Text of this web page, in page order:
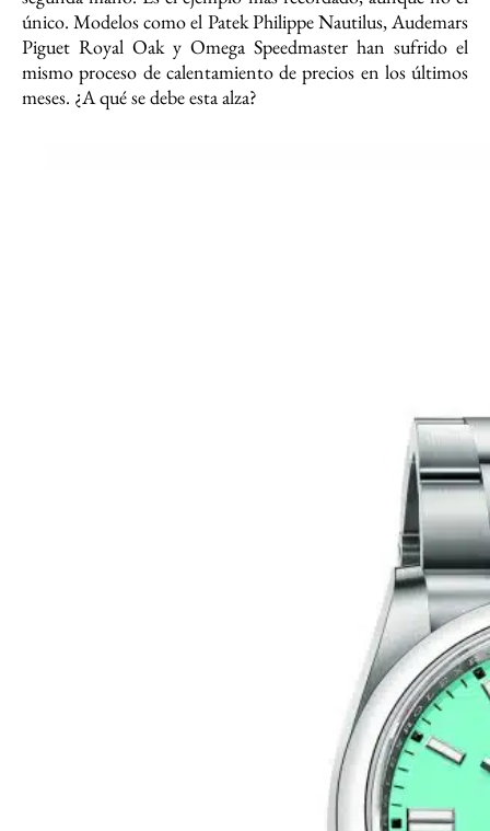
único. Modelos como el Patek Philippe Nautilus, Audemars
Piguet Royal Oak y Omega Speedmaster han sufrido el
mismo proceso de calentamiento de precios en los últimos
meses. ¿A qué se debe esta alza?